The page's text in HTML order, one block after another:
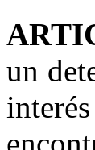
un